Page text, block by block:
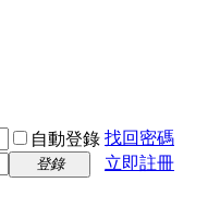
自動登錄 找回密碼
登錄
立即註冊